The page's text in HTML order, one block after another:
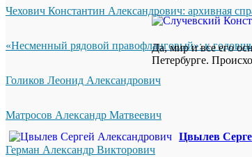
Чехович Константин Александрович: архивная
«Несменный рядовой правофланговый»: к
Голиков Леонид Александрович
Матросов Александр Матвеевич
Герман Александр Викторович
Да, мир и все его
Петербурге.
Цвылев